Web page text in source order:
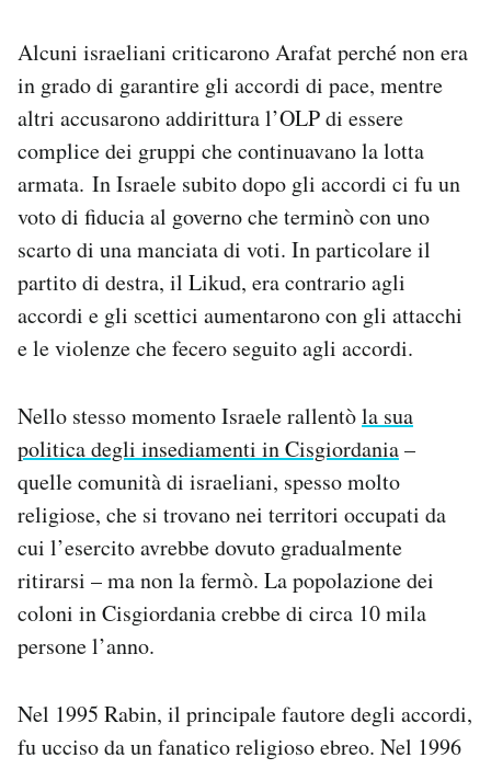
Alcuni israeliani criticarono Arafat perché non era
in grado di garantire gli accordi di pace, mentre
altri accusarono addirittura l’OLP di essere
complice dei gruppi che continuavano la lotta
armata. In Israele subito dopo gli accordi ci fu un
voto di fiducia al governo che terminò con uno
scarto di una manciata di voti. In particolare il
partito di destra, il Likud, era contrario agli
accordi e gli scettici aumentarono con gli attacchi
e le violenze che fecero seguito agli accordi.
Nello stesso momento Israele rallentòla sua
politica degli insediamenti in Cisgiordania–
quelle comunità di israeliani, spesso molto
religiose, che si trovano nei territori occupati da
cui l’esercito avrebbe dovuto gradualmente
ritirarsi – ma non la fermò. La popolazione dei
coloni in Cisgiordania crebbe di circa 10 mila
persone l’anno.
Nel 1995 Rabin, il principale fautore degli accordi,
fu ucciso da un fanatico religioso ebreo. Nel 1996